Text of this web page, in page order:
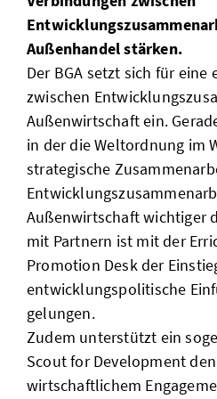
Außenhandel stärken.
Der BGA setzt sich für eine
zwischen
Außenwirtschaft ein.
in der die Weltordnung im
strategische
Außenwirtschaft wichtiger
mit Partnern ist mit der
Promotion Desk der
entwicklungspolitische
gelungen.
Zudem unterstützt ein
Scout for Development den
wirtschaftlichem